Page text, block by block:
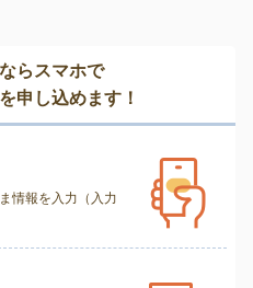
らスマホで
申し込めます！
情報を入力（入力